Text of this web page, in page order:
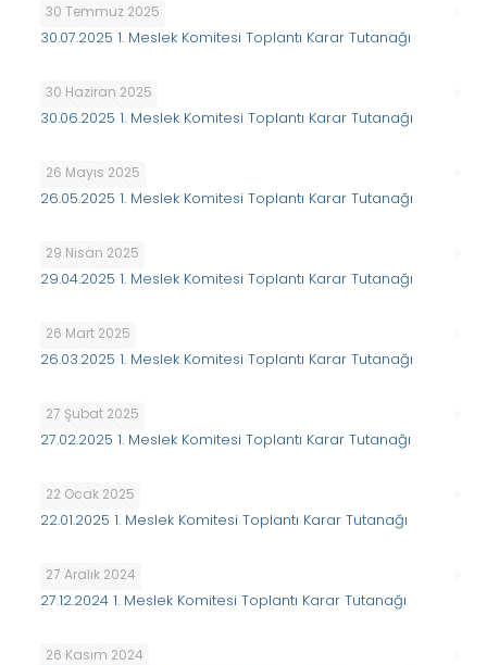
30 Temmuz 2025
30.07.2025 1. Meslek Komitesi Toplantı Karar Tutanağı
30 Haziran 2025
30.06.2025 1. Meslek Komitesi Toplantı Karar Tutanağı
26 Mayıs 2025
26.05.2025 1. Meslek Komitesi Toplantı Karar Tutanağı
29 Nisan 2025
29.04.2025 1. Meslek Komitesi Toplantı Karar Tutanağı
26 Mart 2025
26.03.2025 1. Meslek Komitesi Toplantı Karar Tutanağı
27 Şubat 2025
27.02.2025 1. Meslek Komitesi Toplantı Karar Tutanağı
22 Ocak 2025
22.01.2025 1. Meslek Komitesi Toplantı Karar Tutanağı
27 Aralık 2024
27.12.2024 1. Meslek Komitesi Toplantı Karar Tutanağı
26 Kasım 2024